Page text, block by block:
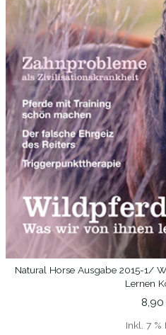
Natural Horse Ausgabe 2015-1/
Lernen
8,90
Inkl. 7 %